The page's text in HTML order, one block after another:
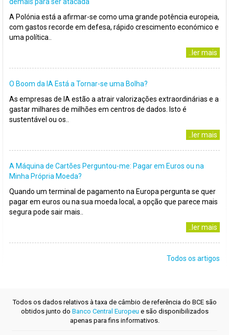
A Polónia está a afirmar-se como uma grande potência europeia,
com gastos recorde em defesa, rápido crescimento económico e
uma política..
..ler mais
O Boom da IA Está a Tornar-se uma Bolha?
As empresas de IA estão a atrair valorizações extraordinárias e a
gastar milhares de milhões em centros de dados. Isto é
sustentável ou os..
..ler mais
A Máquina de Cartões Perguntou-me: Pagar em Euros ou na
Minha Própria Moeda?
Quando um terminal de pagamento na Europa pergunta se quer
pagar em euros ou na sua moeda local, a opção que parece mais
segura pode sair mais..
..ler mais
Todos os artigos
Todos os dados relativos à taxa de câmbio de referência do BCE são
obtidos junto do Banco Central Europeu e são disponibilizados
apenas para fins informativos.